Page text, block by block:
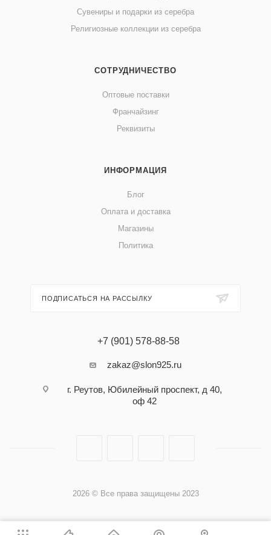
Сувениры и подарки из серебра
Религиозные коллекции из серебра
СОТРУДНИЧЕСТВО
Оптовые поставки
Франчайзинг
Реквизиты
ИНФОРМАЦИЯ
Блог
Оплата и доставка
Магазины
Политика
ПОДПИСАТЬСЯ НА РАССЫЛКУ
+7 (901) 578-88-58
zakaz@slon925.ru
г. Реутов, Юбилейный проспект, д 40,
оф 42
2026 © Все права защищены 2023